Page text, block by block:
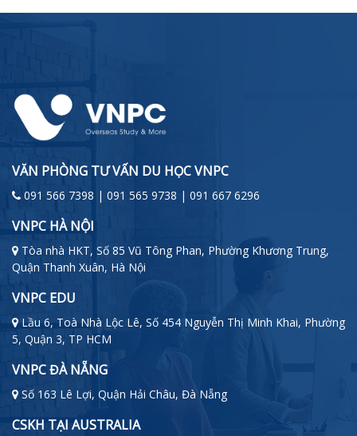
VĂN PHÒNG TƯ VẤN DU HỌC VNPC
091 566 7398 | 091 565 9738 | 091 667 6296
VNPC HÀ NỘI
Tòa nhà HKT, Số 85 Vũ Tông Phan, Phường Khương Trung,
Quận Thanh Xuân, Hà Nội
VNPC EDU
Lầu 6, Toà Nhà Lộc Lê, Số 454 Nguyễn Thị Minh Khai, Phường
5, Quận 3, TP HCM
VNPC ĐÀ NẴNG
Số 163 Lê Lợi, Quận Hải Châu, Đà Nẵng
CSKH TẠI AUSTRALIA